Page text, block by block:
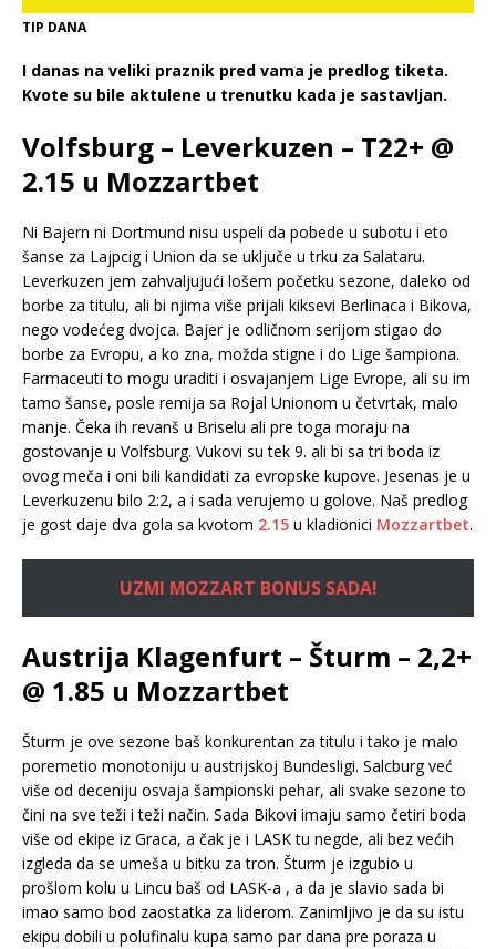
TIP DANA
I danas na veliki praznik pred vama je predlog tiketa.
Kvote su bile aktulene u trenutku kada je sastavljan.
Volfsburg – Leverkuzen – T22+ @
2.15 u Mozzartbet
Ni Bajern ni Dortmund nisu uspeli da pobede u subotu i eto
šanse za Lajpcig i Union da se uključe u trku za Salataru.
Leverkuzen jem zahvaljujući lošem početku sezone, daleko od
borbe za titulu, ali bi njima više prijali kiksevi Berlinaca i Bikova,
nego vodećeg dvojca. Bajer je odličnom serijom stigao do
borbe za Evropu, a ko zna, možda stigne i do Lige šampiona.
Farmaceuti to mogu uraditi i osvajanjem Lige Evrope, ali su im
tamo šanse, posle remija sa Rojal Unionom u četvrtak, malo
manje. Čeka ih revanš u Briselu ali pre toga moraju na
gostovanje u Volfsburg. Vukovi su tek 9. ali bi sa tri boda iz
ovog meča i oni bili kandidati za evropske kupove. Jesenas je u
Leverkuzenu bilo 2:2, a i sada verujemo u golove. Naš predlog
je gost daje dva gola sa kvotom 2.15 u kladionici Mozzartbet.
UZMI MOZZART BONUS SADA!
Austrija Klagenfurt – Šturm – 2,2+
@ 1.85 u Mozzartbet
Šturm je ove sezone baš konkurentan za titulu i tako je malo
poremetio monotoniju u austrijskoj Bundesligi. Salcburg već
više od deceniju osvaja šampionski pehar, ali svake sezone to
čini na sve teži i teži način. Sada Bikovi imaju samo četiri boda
više od ekipe iz Graca, a čak je i LASK tu negde, ali bez većih
izgleda da se umeša u bitku za tron. Šturm je izgubio u
prošlom kolu u Lincu baš od LASK-a , a da je slavio sada bi
imao samo bod zaostatka za liderom. Zanimljivo je da su istu
ekipu dobili u polufinalu kupa samo par dana pre poraza u